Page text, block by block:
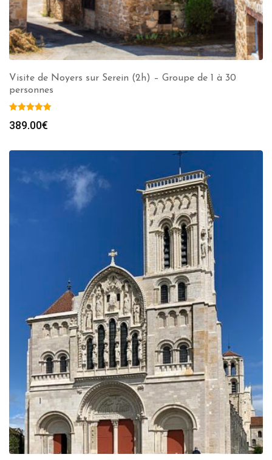
Visite de Noyers sur Serein (2h) – Groupe de 1 à 30
personnes
389.00€